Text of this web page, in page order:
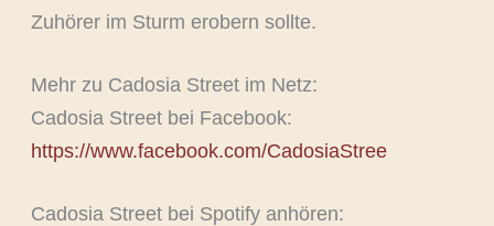
Zuhörer im Sturm erobern sollte.
Mehr zu Cadosia Street im Netz:
Cadosia Street bei Facebook:
https://www.facebook.com/CadosiaStree
Cadosia Street bei Spotify anhören: